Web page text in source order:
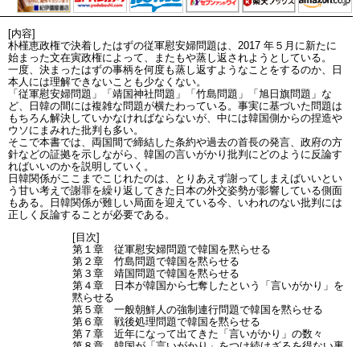
[内容]
朴槿恵政権で決着したはずの従軍慰安婦問題は、2017 年５月に新たに
始まった文在寅政権によって、またもや蒸し返されようとしている。
一度、決まったはずの事柄を何度も蒸し返すようなことをするのか、日
本人には理解できないことも少なくない。
「従軍慰安婦問題」「靖国神社問題」「竹島問題」「旭日旗問題」な
ど、日韓の間には複雑な問題が横たわっている。事実に基づいた問題は
もちろん解決していかなければならないが、中には韓国側からの捏造や
ウソにまみれた批判も多い。
そこで本書では、両国間で締結した条約や過去の首長の発言、政府の方
針などの証拠を示しながら、韓国の言いがかり批判にどのように反論す
ればいいのかを説明していく。
日韓関係がここまでこじれたのは、とりあえず謝ってしまえばいいとい
う甘い考えで謝罪を繰り返してきた日本の外交姿勢が影響している側面
もある。日韓関係が難しい局面を迎えている今、いわれのない批判には
正しく反論することが必要である。
[目次]
第１章 従軍慰安婦問題で韓国を黙らせる
第２章 竹島問題で韓国を黙らせる
第３章 靖国問題で韓国を黙らせる
第４章 日本が韓国から七奪したという「言いがかり」を
黙らせる
第５章 一般朝鮮人の強制連行問題で韓国を黙らせる
第６章 戦後処理問題で韓国を黙らせる
第７章 近年になって出てきた「言いがかり」の数々